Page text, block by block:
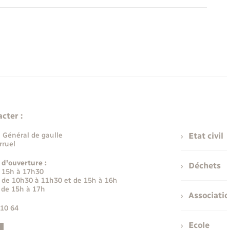
:
Général de gaulle
d'ouverture :
à 17h30
10h30 à 11h30 et de 15h à 16h
15h à 17h
64
Etat civil
Déchets
Ecole